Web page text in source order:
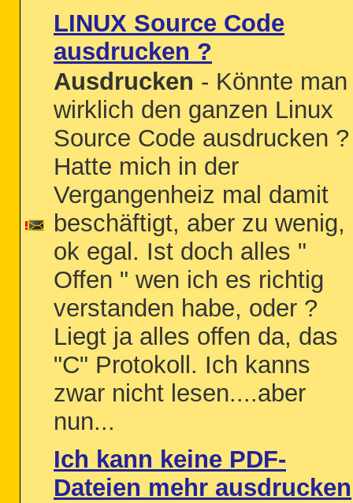
LINUX Source Code
ausdrucken ?
Ausdrucken - Könnte man
wirklich den ganzen Linux
Source Code ausdrucken ?
Hatte mich in der
Vergangenheiz mal damit
beschäftigt, aber zu wenig,
ok egal. Ist doch alles "
Offen " wen ich es richtig
verstanden habe, oder ?
Liegt ja alles offen da, das
"C" Protokoll. Ich kanns
zwar nicht lesen....aber
nun...
Ich kann keine PDF-
Dateien mehr ausdrucken